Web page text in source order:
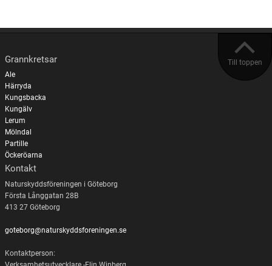
Till toppen
Grannkretsar
Ale
Härryda
Kungsbacka
Kungälv
Lerum
Mölndal
Partille
Öckeröarna
Kontakt
Naturskyddsföreningen i Göteborg
Första Långgatan 28B
413 27 Göteborg
goteborg@naturskyddsforeningen.se
Kontaktperson: